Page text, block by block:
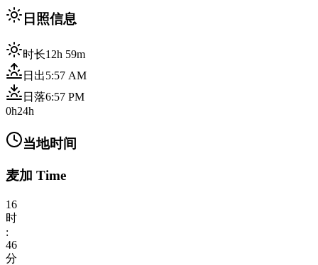
日照信息
时长12h 59m
日出5:57 AM
日落6:57 PM
0h24h
当地时间
麦加 Time
16
时
:
46
分